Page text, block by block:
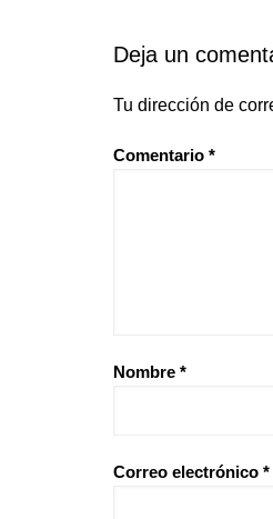
Deja un
Tu dirección de
Comentario *
Nombre *
Correo electrónico *